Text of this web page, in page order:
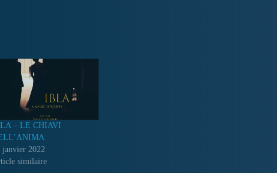
– LE CHIAVI
janvier 2022
similaire